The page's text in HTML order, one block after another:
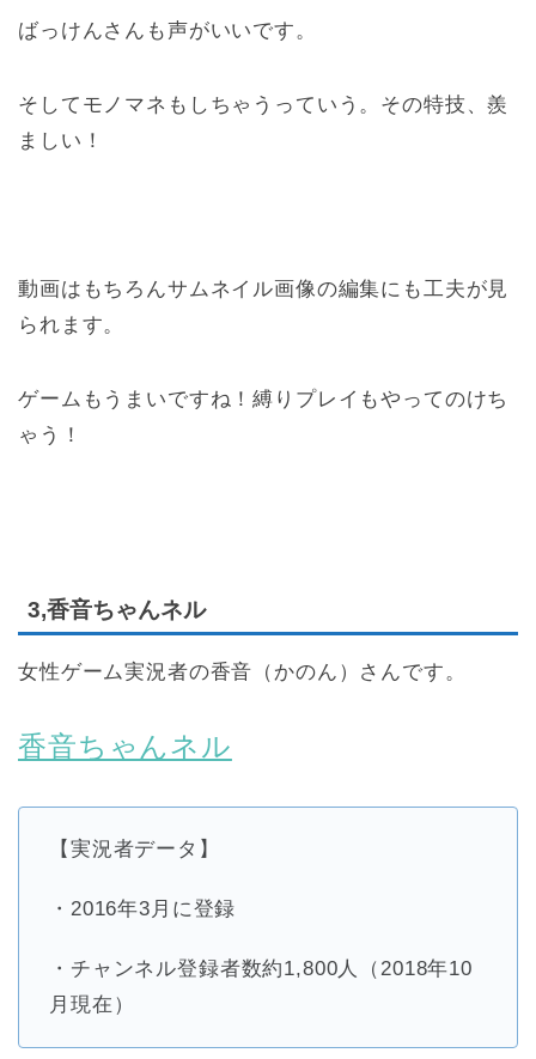
ばっけんさんも声がいいです。
そしてモノマネもしちゃうっていう。その特技、羨
ましい！
動画はもちろんサムネイル画像の編集にも工夫が見
られます。
ゲームもうまいですね！縛りプレイもやってのけち
ゃう！
3,香音ちゃんネル
女性ゲーム実況者の香音（かのん）さんです。
香音ちゃんネル
【実況者データ】
・2016年3月に登録
・チャンネル登録者数約1,800人（2018年10
月現在）